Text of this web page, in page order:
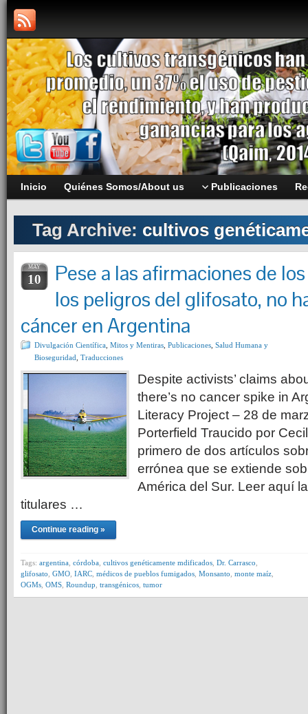
Inicio Quiénes Somos/About us Publicaciones
Tag Archive: cultivos
MAY
10
Pese a las afirmaciones de
los peligros del glifosato, no
cáncer en Argentina
Divulgación Científica Mitos y Mentiras Publicaciones Salud Humana y
Bioseguridad Traducciones
Despite activists’ claims
there’s no cancer spike in
Literacy Project – 28 de
Porterfield Traucido por
primero de dos artículos
errónea que se extiende
América del Sur. Leer aquí
titulares …
Continue reading »
Tags: argentina córdoba cultivos genéticamente mdificados Dr. Carrasco
glifosato GMO IARC médicos de pueblos fumigados Monsanto monte maíz
OGMs OMS Roundup transgénicos tumor